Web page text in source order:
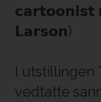
𝗰𝗮𝗿𝘁𝗼𝗼𝗻𝗶𝘀𝘁
𝗟𝗮𝗿𝘀𝗼𝗻)
I utstillingen
vedtatte